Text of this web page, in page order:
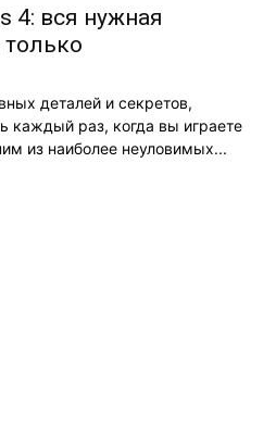
4: вся нужная
деталей и секретов,
каждый раз, когда вы играете
из наиболее неуловимых...